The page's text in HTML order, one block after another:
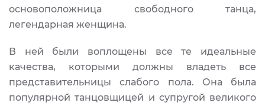
основоположница свободного танца,
легендарная женщина.
В ней были воплощены все те идеальные
качества, которыми должны владеть все
представительницы слабого пола. Она была
популярной танцовщицей и супругой великого